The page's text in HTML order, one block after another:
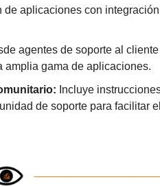
aplicaciones con integración
agentes de soporte al
amplia gama de aplicaciones.
Incluye
de soporte para facilitar